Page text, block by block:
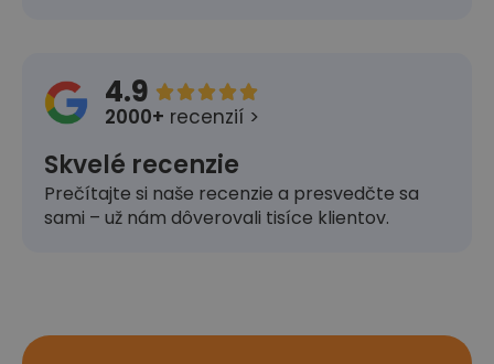
4.9 
2000+ recenzií >
Skvelé recenzie
Prečítajte si naše recenzie a presvedčte sa
sami – už nám dôverovali tisíce klientov.